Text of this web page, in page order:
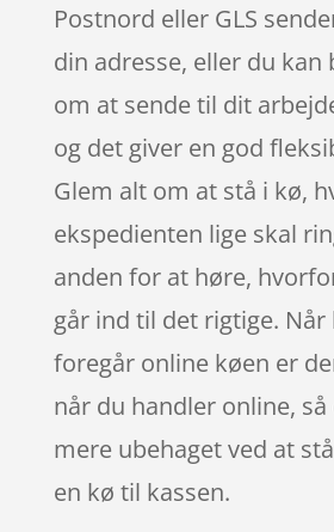
Postnord eller GLS
din adresse, eller du kan
om at sende til dit
og det giver en god
Glem alt om at stå i kø,
ekspedienten lige skal
anden for at høre,
går ind til det rigtige. Når
foregår online køen er
når du handler online,
mere ubehaget ved at
en kø til kassen.